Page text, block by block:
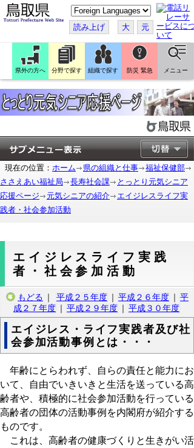
こ
の
ペ
ー
ジ
翻
訳
す
る
読み上げ 大 元
県外の方へ 分野で探す 組織で探す 防災 緊急 メニュー
現在の位置： ホーム 県の組織と仕事
福祉保健部
ささえあい福祉局
長寿社会課
とっとり元気シニア
応援ページ
元気シニアの紹介
エイジレスライフ実
践者・社会参加活動
エイジレスライフ実践
者・社会参加活動
もどる ｜ 平成２５年度 ｜ 平成２６年度 ｜ 平
成２７年度 ｜ 平成２９年度 ｜ 平成３０年度
エイジレス・ライフ実践者及び社
会参加活動事例とは・・・
年齢にとらわれず、自らの責任と能力にお
いて、自由でいきいきと生活を送っている高
齢者や、積極的に社会参加活動を行っている
高齢者の団体の活動事例を内閣府が紹介する
ものです。
これは、高齢者の健康づくりと生きがい活